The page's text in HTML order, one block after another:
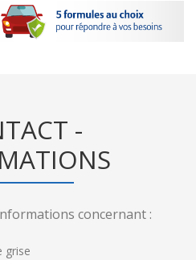
-
concernant :
grise